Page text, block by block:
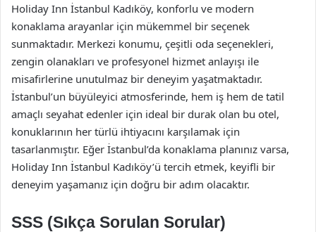
Holiday Inn İstanbul Kadıköy, konforlu ve modern
konaklama arayanlar için mükemmel bir seçenek
sunmaktadır. Merkezi konumu, çeşitli oda seçenekleri,
zengin olanakları ve profesyonel hizmet anlayışı ile
misafirlerine unutulmaz bir deneyim yaşatmaktadır.
İstanbul’un büyüleyici atmosferinde, hem iş hem de tatil
amaçlı seyahat edenler için ideal bir durak olan bu otel,
konuklarının her türlü ihtiyacını karşılamak için
tasarlanmıştır. Eğer İstanbul’da konaklama planınız varsa,
Holiday Inn İstanbul Kadıköy’ü tercih etmek, keyifli bir
deneyim yaşamanız için doğru bir adım olacaktır.
SSS (Sıkça Sorulan Sorular)